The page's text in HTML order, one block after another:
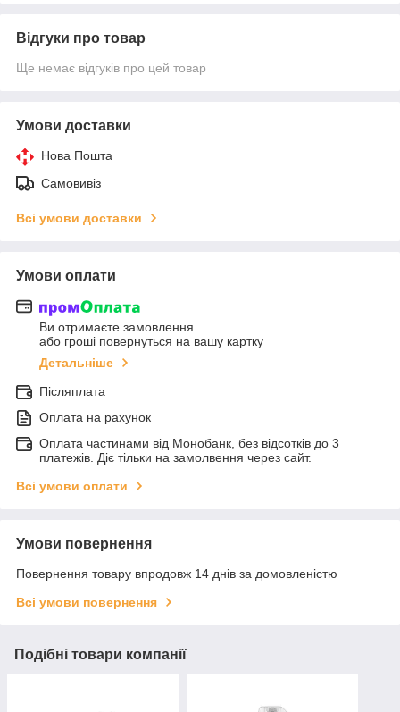
Відгуки про товар
Ще немає відгуків про цей товар
Умови доставки
Нова Пошта
Самовивіз
Всі умови доставки
Умови оплати
Ви отримаєте замовлення
або гроші повернуться на вашу картку
Детальніше
Післяплата
Оплата на рахунок
Оплата частинами від Монобанк, без відсотків до 3
платежів. Діє тільки на замолвення через сайт.
Всі умови оплати
Умови повернення
Повернення товару впродовж 14 днів за домовленістю
Всі умови повернення
Подібні товари компанії